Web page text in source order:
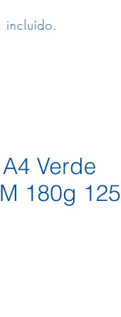
incluído.
Verde
180g 125